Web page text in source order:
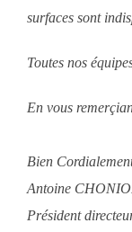
surfaces sont
Toutes nos
En vous
Bien
Antoine
Président